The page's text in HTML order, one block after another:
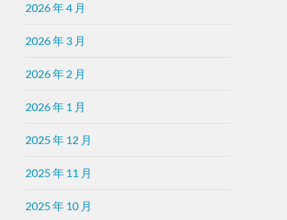
2026 年 4 月
2026 年 3 月
2026 年 2 月
2026 年 1 月
2025 年 12 月
2025 年 11 月
2025 年 10 月